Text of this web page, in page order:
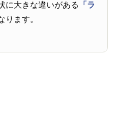
に大きな違いがある
「ラ
ります。